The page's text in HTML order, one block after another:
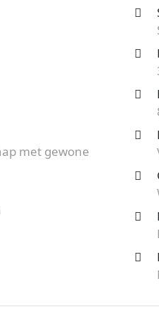
uit Vinkega
de kosten!
met gewone